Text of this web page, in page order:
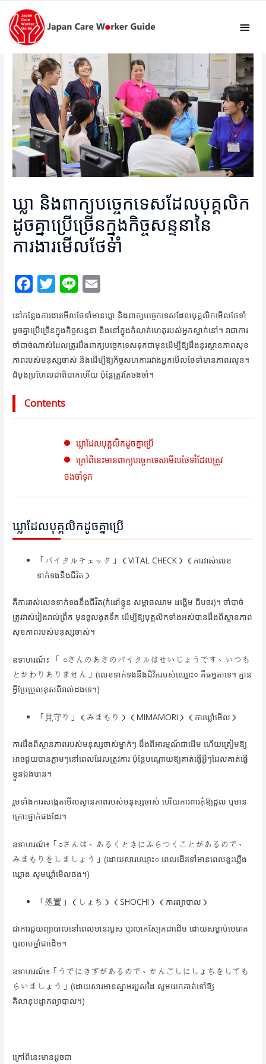
Main
ឃ្លា និងពាក្យបច្ចេកទេសដែលបុគ្គលិក
ដូចគ្នាប្រើច្រើនក្នុងកិច្ចសន្ទនានៃ
ការងារមើលថែទាំ
c
e
b
o
k
T
i
t
t
e
n
e
a
i
l
នៅកន្លែងការងារមើលថែទាំមានឃ្លា និងពាក្យបច្ចេកទេសដែលបុគ្គលិកមើលថែទាំ
ដូចគ្នាប្រើច្រើនក្នុងកិច្ចសន្ទនា និងនៅក្នុងកំណត់ហេតុរបស់អ្នកស្នាក់នៅ។ វាជាការ
ចាំបាច់ណាស់ដែលត្រូវដឹងពាក្យបច្ចេកទេសទុកជាមុនដើម្បីឱ្យដឹងនូវស្ថានភាពសុខ
ភាពរបស់មនុស្សចាស់ និងដើម្បីឱ្យកិច្ចសហការរវាងអ្នកមើលថែទាំមានភាពរលូន។
ដំបូងប្រហែលជាពិបាកហើយ ប៉ុន្តែត្រូវតែចងចាំ។
Contents
ឃ្លាដែលបុគ្គលិកដូចគ្នាប្រើ
ក្រៅពីនេះមានពាក្យបច្ចេកទេសមើលថែទាំដែលត្រូវ
ចងចាំទុក
ឃ្លាដែលបុគ្គលិកដូចគ្នាប្រើ
「バイタルチェック」（VITAL CHECK）（ការវាស់លេខ
ទាក់ទងនឹងជីវិត）
គឺការវាស់លេខទាក់ទងនឹងជីវិត(កំដៅខ្លួន សម្ពាធឈាម ដង្ហើម ជីបចរ)។ ចាំបាច់
ត្រូវវាស់រៀងរាល់ព្រឹក មុនចូលងូតទឹក ដើម្បីឱ្យបុគ្គលិកទាំងអស់បានដឹងពីស្ថានភាព
សុខភាពរបស់មនុស្សចាស់។
ឧទាហរណ៍៖ 「 ○さんのあさのバイタルはせいじょうです、いつも
とかわりありません」(លេខទាក់ទងនឹងជីវិតរបស់ឈ្មោះ○ គឺធម្មតាទេ។ គ្មាន
អ្វីប្រែប្រួលខុសពីរាល់ដងទេ។)
「見守り」（みまもり）（MIMAMORI）（ការឃ្លាំមើល）
ការដឹងពីស្ថានភាពរបស់មនុស្សចាស់ម្នាក់ៗ ដឹងពីអារម្មណ៍ជាដើម ហើយត្រៀមឱ្យ
អាចជួយបានភ្លាមៗនៅពេលដែលត្រូវការ ប៉ុន្តែបណ្ដោយឱ្យគាត់ធ្វើអ្វីៗដែលគាត់ធ្វើ
ខ្លួនឯងបាន។
រួមទាំងការសង្កេតមើលស្ថានភាពរបស់មនុស្សចាស់ ហើយការពារកុំឱ្យដួល ឬមាន
គ្រោះថ្នាក់ផងដែរ។
ឧទាហរណ៍៖「○さんは、あるくときにふらつくことがあるので、
みまもりをしましょう」(ដោយសារឈ្មោះ○ ពេលដើរទៅមានពេលខ្លះឃ្លីង
ឃ្លោង សូមឃ្លាំមើលផង។)
「処置」（しょち）（SHOCHI）（ការព្យាបាល）
ជាការជួយព្យាបាលនៅពេលមានរបួស ឬរលាកស្បែកជាដើម ដោយសម្លាប់មេរោគ
ឬលាបថ្នាំជាដើម។
ឧទាហរណ៍៖「うでにきずがあるので、かんごしにしょちをしても
らいましょう」(ដោយសារមានស្នាមរបួសដៃ សូមយកគាត់ទៅឱ្យ
គិលានុបដ្ឋាកព្យាបាល។)
ក្រៅពីនេះមានដូចជា